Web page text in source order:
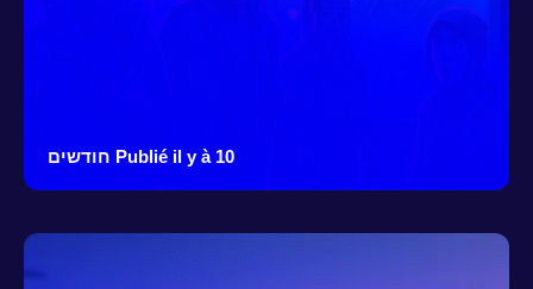
Publié il y à 10 חודשים